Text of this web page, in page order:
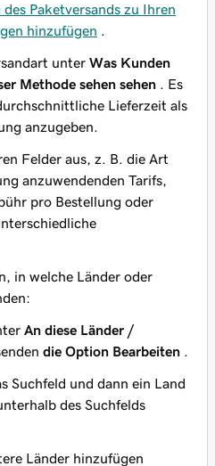
des Paketversands zu Ihren
hinzufügen
unter Was Kunden
Methode sehen sehen . Es
Lieferzeit als
anzugeben.
Felder aus, z. B. die Art
anzuwendenden Tarifs,
pro Bestellung oder
in welche Länder oder
An diese Länder /
die Option Bearbeiten
Suchfeld und dann ein Land
des Suchfelds
Länder hinzufügen